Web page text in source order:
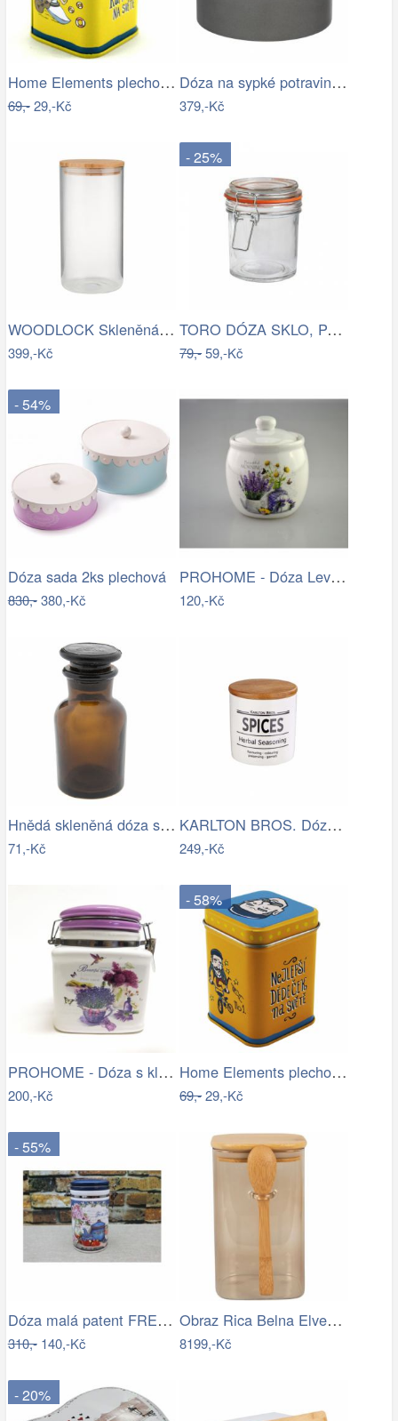
Home Elements plechová dóza Nejlepší…
69,-29,-Kč
Dóza na sypké potraviny MALTA, 750 ml,…
379,-Kč
WOODLOCK Skleněná dóza 2300 ml - čirá…
399,-Kč
- 25%
TORO DÓZA SKLO, PATENTNÍ UZÁVĚR, 8…
79,-59,-Kč
- 54%
Dóza sada 2ks plechová
830,-380,-Kč
PROHOME - Dóza Levandule
120,-Kč
Hnědá skleněná dóza s víčkem - Ø 5*9 cm…
71,-Kč
KARLTON BROS. Dóza na koření 250 ml
249,-Kč
PROHOME - Dóza s klipem Levandule
200,-Kč
- 58%
Home Elements plechová dóza Nejlepší…
69,-29,-Kč
- 55%
Dóza malá patent FRESH TEA
310,-140,-Kč
Obraz Rica Belna Elves World 2
8199,-Kč
- 20%